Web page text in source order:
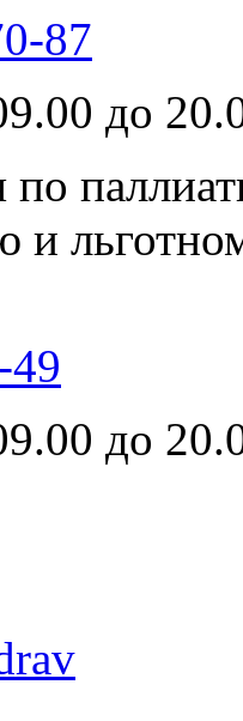
87
до
по
и
49
до